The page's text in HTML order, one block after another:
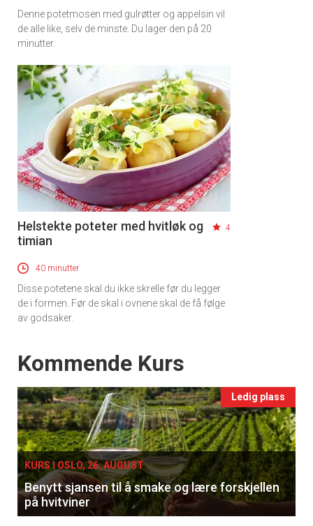
×
Denne potetmosen med gulrøtter og appelsin vil
de alle like, selv de minste. Du lager den på 20
minutter.
Helstekte poteter med hvitløk og
timian
4
40 minutter
Disse potetene skal du ikke skrelle før du legger
de i formen. Før de skal i ovnene skal de få følge
av godsaker.
Events
Kommende Kurs
Ledig plass
KURS I OSLO, 26. AUGUST
Benytt sjansen til å smake og lære forskjellen
på hvitviner